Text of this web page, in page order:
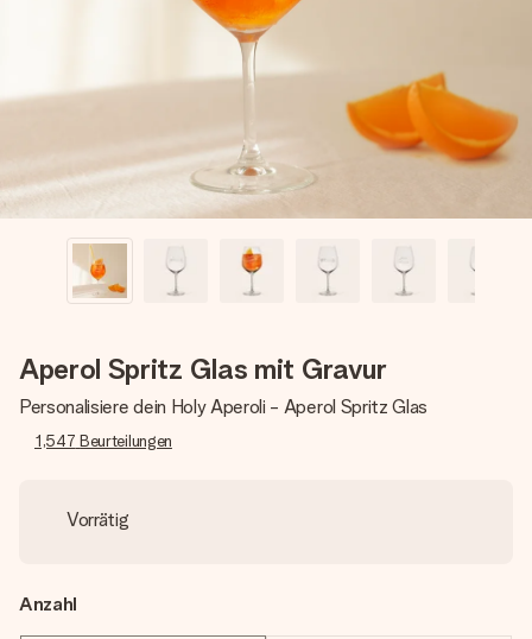
Montag - Freitag : 8:30 - 17:00 Uhr
Samstag - Sonntag : 8:30 - 13:00 Uhr
Aperol Spritz Glas mit Gravur
Personalisiere dein Holy Aperoli - Aperol Spritz Glas
1,547 Beurteilungen
Vorrätig
Anzahl